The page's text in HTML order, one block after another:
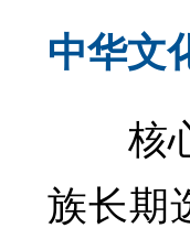
中华文
核心
族长期